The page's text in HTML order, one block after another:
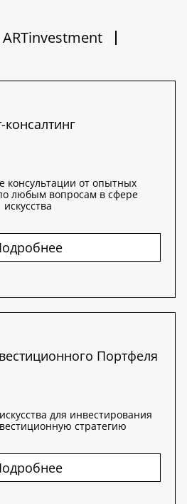
ARTinvestment
консалтинг
консультации от опытных
любым вопросам в сфере
искусства
Портфеля
для инвестирования
стратегию